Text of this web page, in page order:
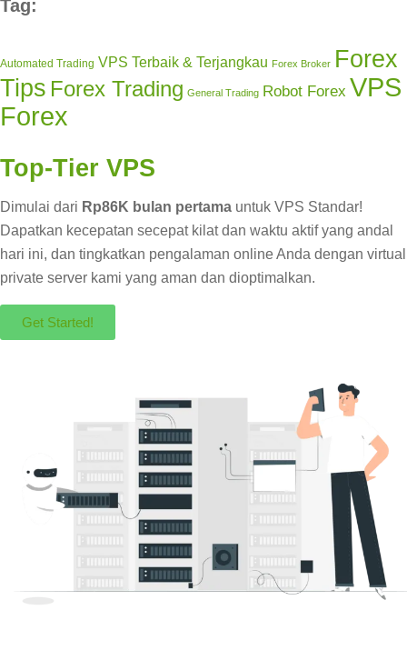
Tag:
Automated Trading VPS Terbaik & Terjangkau Forex Broker Forex
Tips Forex Trading General Trading Robot Forex VPS
Forex
Top-Tier VPS
Dimulai dari Rp86K bulan pertama untuk VPS Standar!
Dapatkan kecepatan secepat kilat dan waktu aktif yang andal
hari ini, dan tingkatkan pengalaman online Anda dengan virtual
private server kami yang aman dan dioptimalkan.
Get Started!